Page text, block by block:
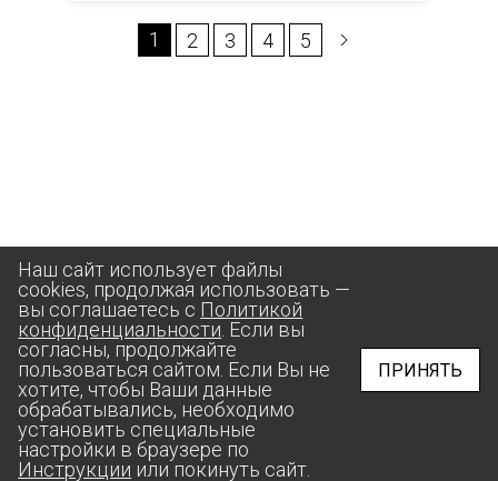
1 2 3 4 5
Наш сайт использует файлы
cookies, продолжая использовать —
вы соглашаетесь с Политикой
конфиденциальности . Если вы
согласны, продолжайте
пользоваться сайтом. Если Вы не
хотите, чтобы Ваши данные
обрабатывались, необходимо
установить специальные
настройки в браузере по
Инструкции или покинуть сайт.
ПРИНЯТЬ